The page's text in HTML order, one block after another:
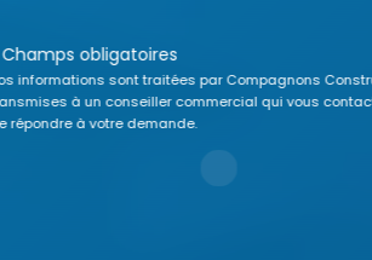
obligatoires
informations sont traitées par Compagnons
à un conseiller commercial qui vous
répondre à votre demande.